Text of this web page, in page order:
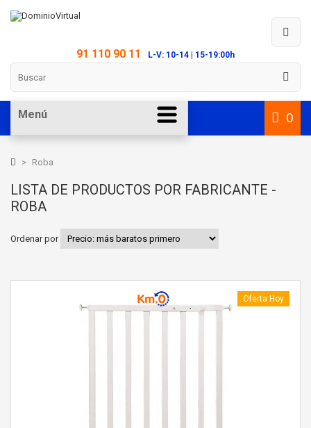
91 110 90 11 L-V: 10-14 | 15-19:00h
0
Menú
> Roba
LISTA DE PRODUCTOS POR FABRICANTE -
ROBA
Ordenar por
Oferta Hoy